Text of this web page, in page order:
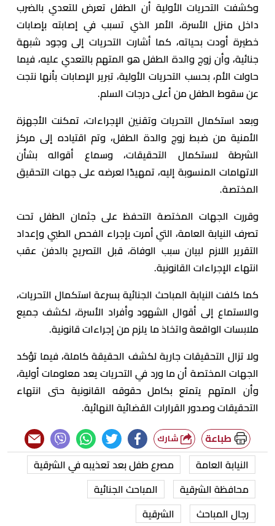
وكشفت التحريات الأولية أن الطفل تعرض للتعدي بالضرب
داخل منزل الأسرة، الأمر الذي تسبب في إصابته بإصابات
خطيرة أودت بحياته، كما أشارت التحريات إلى وجود شبهة
جنائية، وأن زوج والدة الطفل هو المتهم بالتعدي عليه، فيما
حاولت الأم، بحسب التحريات الأولية، تبرير الإصابات بأنها نتجت
عن سقوط الطفل من أعلى درجات السلم.
وبعد استكمال التحريات وتقنين الإجراءات، تمكنت الأجهزة
الأمنية من ضبط زوج والدة الطفل، وتم اقتياده إلى مركز
الشرطة لاستكمال التحقيقات، وسماع أقواله بشأن
الاتهامات المنسوبة إليه، تمهيدًا لعرضه على جهات التحقيق
المختصة.
وقررت الجهات المختصة التحفظ على جثمان الطفل تحت
تصرف النيابة العامة، التي أمرت بإجراء الفحص الطبي وإعداد
التقرير اللازم لبيان سبب الوفاة، قبل التصريح بالدفن عقب
انتهاء الإجراءات القانونية.
كما كلفت النيابة المباحث الجنائية بسرعة استكمال التحريات،
والاستماع إلى أقوال الشهود وأفراد الأسرة، لكشف جميع
ملابسات الواقعة واتخاذ ما يلزم من إجراءات قانونية.
ولا تزال التحقيقات جارية لكشف الحقيقة كاملة، فيما تؤكد
الجهات المختصة أن ما ورد في التحريات يعد معلومات أولية،
وأن المتهم يتمتع بكامل حقوقه القانونية حتى انتهاء
التحقيقات وصدور القرارات القضائية النهائية.
طباعة
النيابة العامة
مصرع طفل بعد تعذيبه في الشرقية
محافظة الشرقية
المباحث الجنائية
رجال المباحث
الشرقية